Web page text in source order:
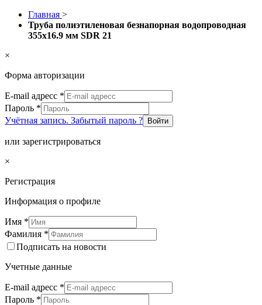
Главная >
Труба полиэтиленовая безнапорная водопроводная
355х16.9 мм SDR 21
×
Форма авторизации
E-mail адресс *
Пароль *
Учётная запись. Забытый пароль ?
Войти
или зарегистрироваться
×
Регистрация
Информация о профиле
Имя *
Фамилия *
Подписать на новости
Учетные данные
E-mail адресс *
Пароль *